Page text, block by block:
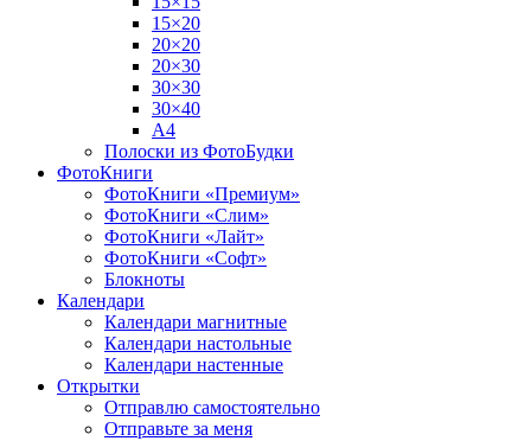
15×20
20×20
20×30
30×30
30×40
A4
Полоски из ФотоБудки
ФотоКниги
ФотоКниги «Премиум»
ФотоКниги «Слим»
ФотоКниги «Лайт»
ФотоКниги «Софт»
Блокноты
Календари
Календари магнитные
Календари настольные
Календари настенные
Открытки
Отправлю самостоятельно
Отправьте за меня